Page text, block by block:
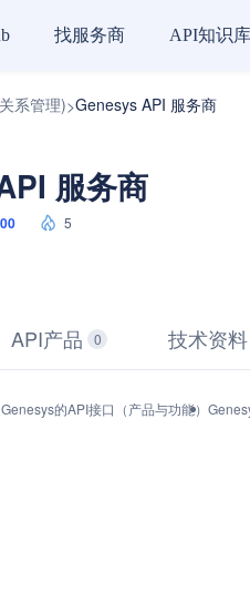
找服务商 API知识库
系管理)>Genesys API 服务商
服务商
5
API产品 0 技术资料
Genesys的API接口（产品与功能）